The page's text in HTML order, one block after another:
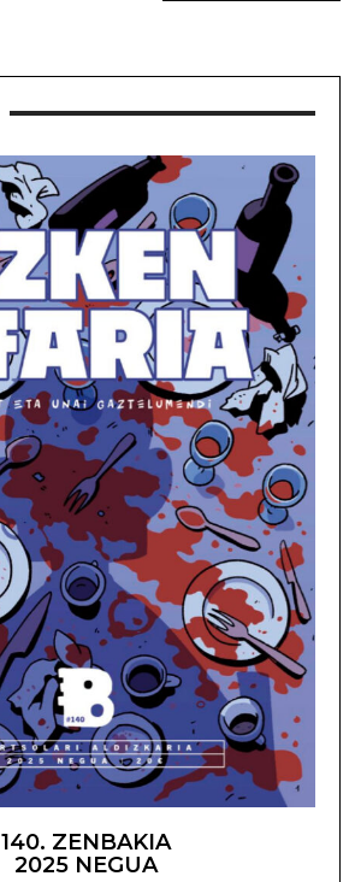
140. ZENBAKIA
2025 NEGUA